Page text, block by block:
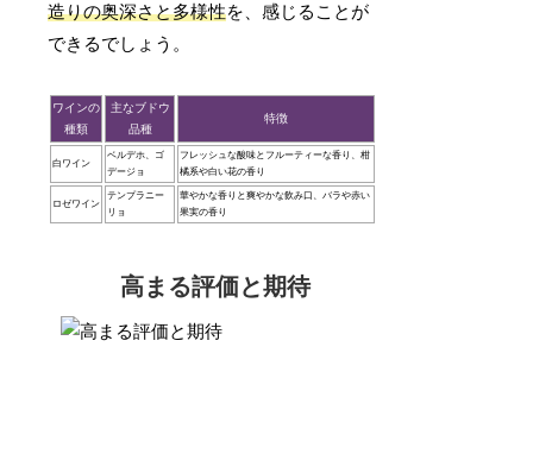
造りの奥深さと多様性を、感じることが
できるでしょう。
ワインの
種類
主なブドウ
品種
特徴
白ワイン
ベルデホ、ゴ
デージョ
フレッシュな酸味とフルーティーな香り、柑
橘系や白い花の香り
ロゼワイン
テンプラニー
リョ
華やかな香りと爽やかな飲み口、バラや赤い
果実の香り
高まる評価と期待